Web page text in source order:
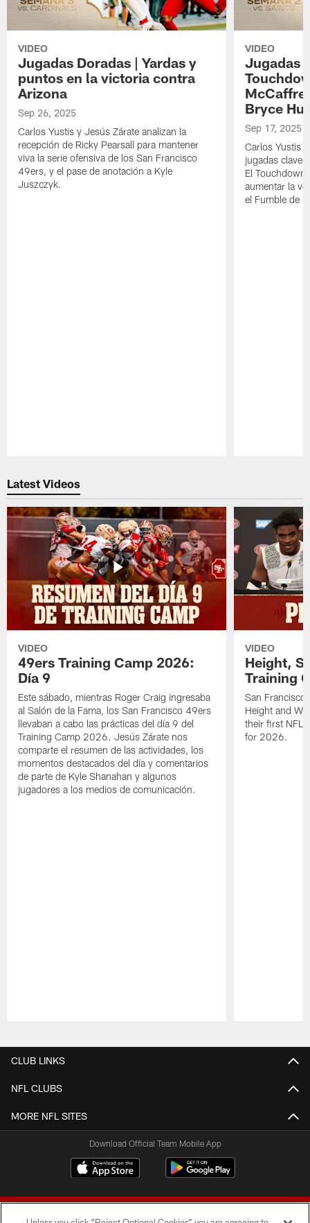
VIDEO
Jugadas Doradas | Yardas y
puntos en la victoria contra
Arizona
Sep 26, 2025
Carlos Yustis y Jesús Zárate analizan la
recepción de Ricky Pearsall para mantener
viva la serie ofensiva de los San Francisco
49ers, y el pase de anotación a Kyle
Juszczyk.
VIDEO
Jugadas
Bryce
Sep 17, 2025
Carlos Yustis
jugadas clave
El Touchdown
aumentar la
el Fumble de
Latest Videos
VIDEO
49ers Training Camp 2026:
Día 9
Este sábado, mientras Roger Craig ingresaba
al Salón de la Fama, los San Francisco 49ers
llevaban a cabo las prácticas del día 9 del
Training Camp 2026. Jesús Zárate nos
comparte el resumen de las actividades, los
momentos destacados del día y comentarios
de parte de Kyle Shanahan y algunos
jugadores a los medios de comunicación.
VIDEO
Height,
Training
San Francisco
Height and
their first NFL
for 2026.
CLUB LINKS
NFL CLUBS
MORE NFL SITES
Download Official Team Mobile App